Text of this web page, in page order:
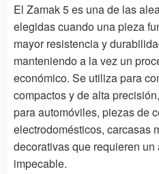
El Zamak 5 es una de las
elegidas cuando una pieza
mayor resistencia y
manteniendo a la vez un
económico. Se utiliza para
compactos y de alta
para automóviles, piezas de
electrodomésticos, carcasas
decorativas que requieren
impecable.